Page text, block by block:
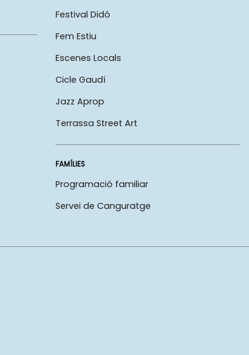
Festival Didó
Fem Estiu
Escenes Locals
Cicle Gaudí
Jazz Aprop
Terrassa Street Art
FAMÍLIES
Programació familiar
Servei de Canguratge